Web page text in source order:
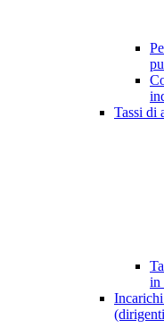
Tassi di
in